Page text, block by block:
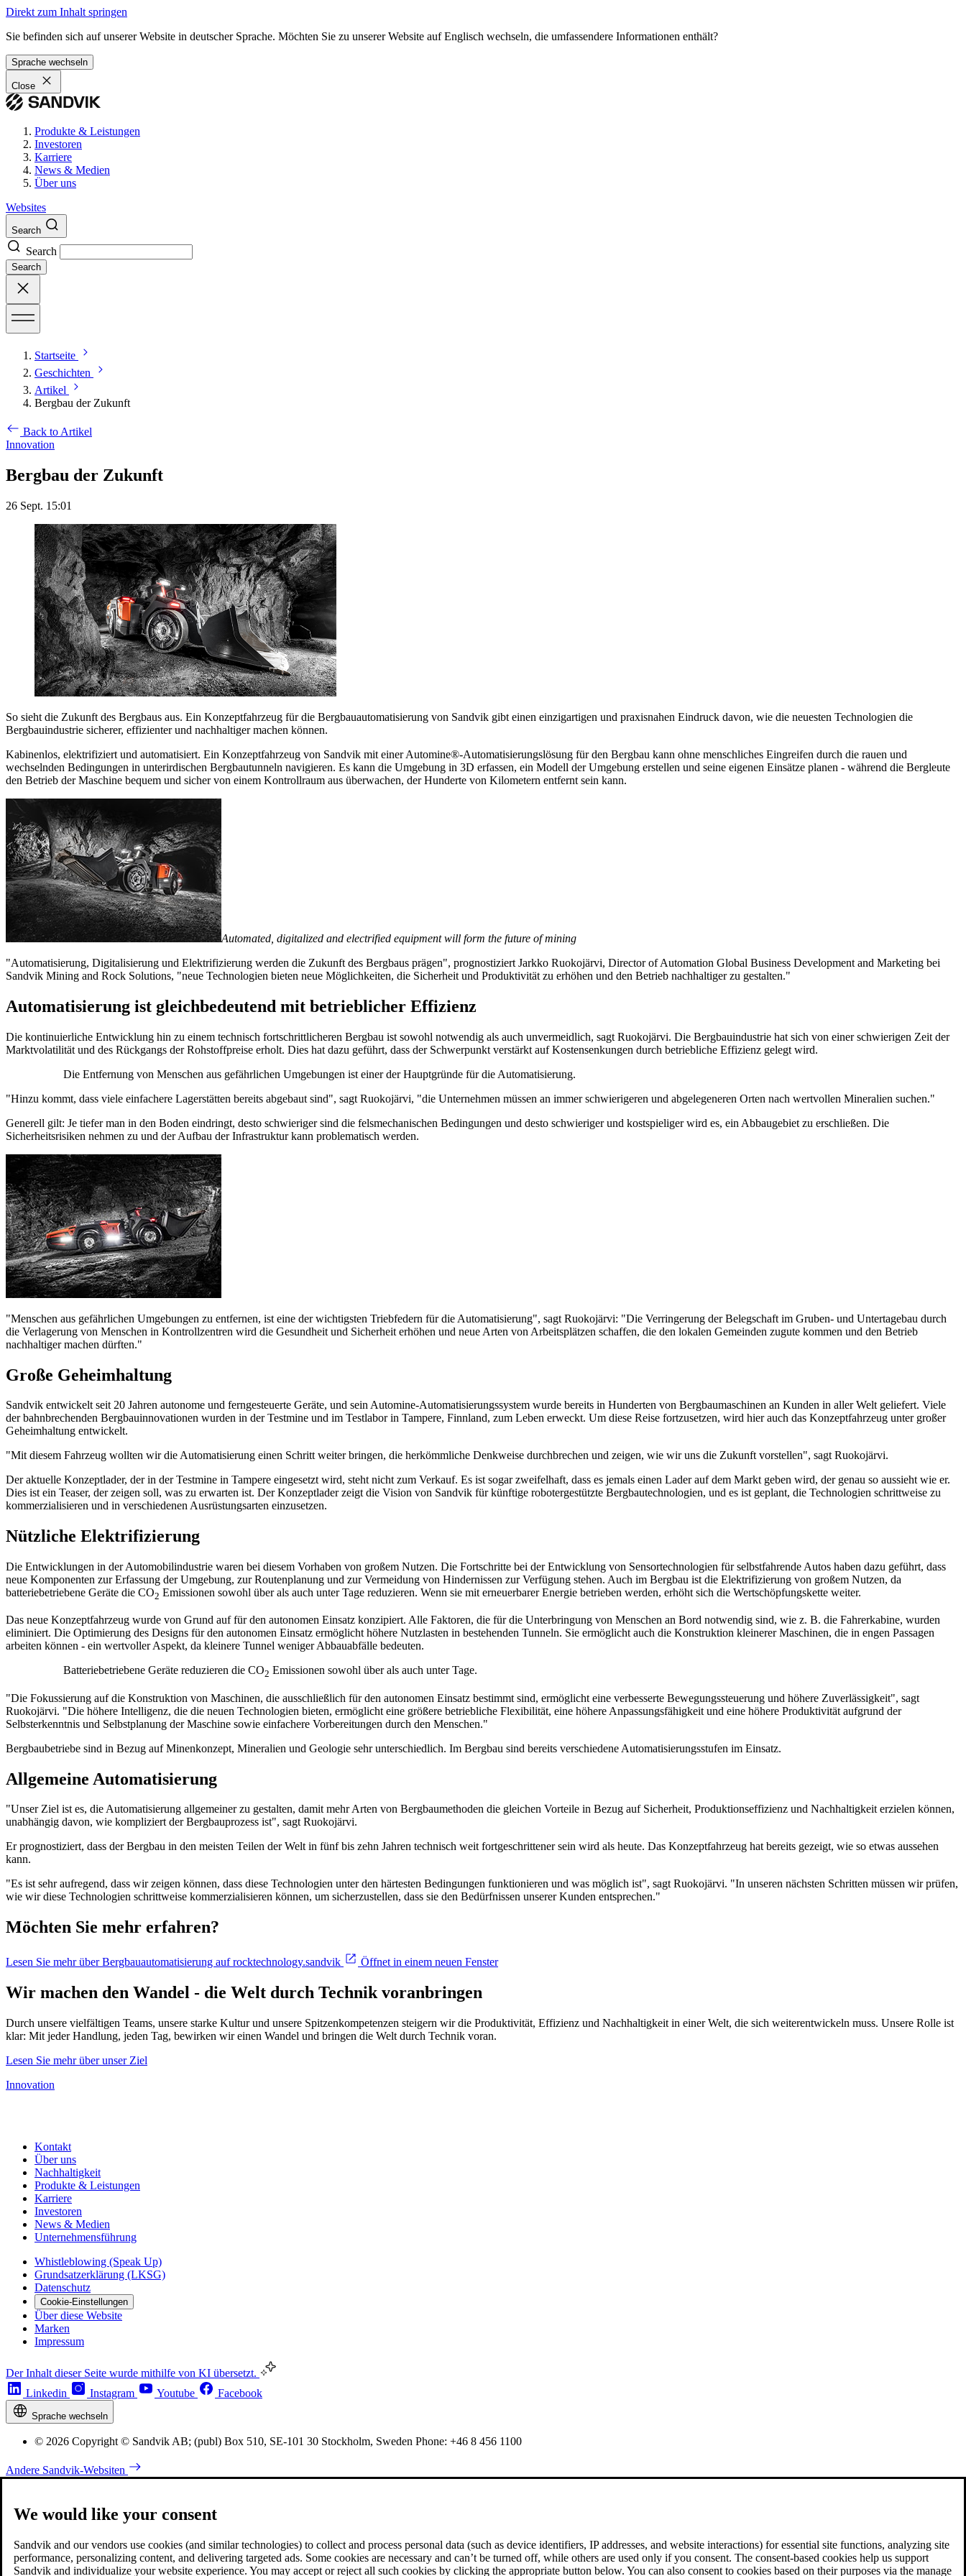
Direkt zum Inhalt springen
Sie befinden sich auf unserer Website in deutscher Sprache. Möchten Sie zu unserer Website auf Englisch wechseln, die umfassendere Informationen enthält?
Sprache wechseln
Close
Produkte & Leistungen
Investoren
Karriere
News & Medien
Über uns
Websites
Search
Search
Search
Startseite
Geschichten
Artikel
Bergbau der Zukunft
Back to Artikel
Innovation
Bergbau der Zukunft
26 Sept. 15:01
So sieht die Zukunft des Bergbaus aus. Ein Konzeptfahrzeug für die Bergbauautomatisierung von Sandvik gibt einen einzigartigen und praxisnahen Eindruck davon, wie die neuesten Technologien die
Bergbauindustrie sicherer, effizienter und nachhaltiger machen können.
Kabinenlos, elektrifiziert und automatisiert. Ein Konzeptfahrzeug von Sandvik mit einer Automine®-Automatisierungslösung für den Bergbau kann ohne menschliches Eingreifen durch die rauen und
wechselnden Bedingungen in unterirdischen Bergbautunneln navigieren. Es kann die Umgebung in 3D erfassen, ein Modell der Umgebung erstellen und seine eigenen Einsätze planen - während die Bergleute
den Betrieb der Maschine bequem und sicher von einem Kontrollraum aus überwachen, der Hunderte von Kilometern entfernt sein kann.
Automated, digitalized and electrified equipment will form the future of mining
"Automatisierung, Digitalisierung und Elektrifizierung werden die Zukunft des Bergbaus prägen", prognostiziert Jarkko Ruokojärvi, Director of Automation Global Business Development and Marketing bei
Sandvik Mining and Rock Solutions, "neue Technologien bieten neue Möglichkeiten, die Sicherheit und Produktivität zu erhöhen und den Betrieb nachhaltiger zu gestalten."
Automatisierung ist gleichbedeutend mit betrieblicher Effizienz
Die kontinuierliche Entwicklung hin zu einem technisch fortschrittlicheren Bergbau ist sowohl notwendig als auch unvermeidlich, sagt Ruokojärvi. Die Bergbauindustrie hat sich von einer schwierigen Zeit der
Marktvolatilität und des Rückgangs der Rohstoffpreise erholt. Dies hat dazu geführt, dass der Schwerpunkt verstärkt auf Kostensenkungen durch betriebliche Effizienz gelegt wird.
Die Entfernung von Menschen aus gefährlichen Umgebungen ist einer der Hauptgründe für die Automatisierung.
"Hinzu kommt, dass viele einfachere Lagerstätten bereits abgebaut sind", sagt Ruokojärvi, "die Unternehmen müssen an immer schwierigeren und abgelegeneren Orten nach wertvollen Mineralien suchen."
Generell gilt: Je tiefer man in den Boden eindringt, desto schwieriger sind die felsmechanischen Bedingungen und desto schwieriger und kostspieliger wird es, ein Abbaugebiet zu erschließen. Die
Sicherheitsrisiken nehmen zu und der Aufbau der Infrastruktur kann problematisch werden.
"Menschen aus gefährlichen Umgebungen zu entfernen, ist eine der wichtigsten Triebfedern für die Automatisierung", sagt Ruokojärvi: "Die Verringerung der Belegschaft im Gruben- und Untertagebau durch
die Verlagerung von Menschen in Kontrollzentren wird die Gesundheit und Sicherheit erhöhen und neue Arten von Arbeitsplätzen schaffen, die den lokalen Gemeinden zugute kommen und den Betrieb
nachhaltiger machen dürften."
Große Geheimhaltung
Sandvik entwickelt seit 20 Jahren autonome und ferngesteuerte Geräte, und sein Automine-Automatisierungssystem wurde bereits in Hunderten von Bergbaumaschinen an Kunden in aller Welt geliefert. Viele
der bahnbrechenden Bergbauinnovationen wurden in der Testmine und im Testlabor in Tampere, Finnland, zum Leben erweckt. Um diese Reise fortzusetzen, wird hier auch das Konzeptfahrzeug unter großer
Geheimhaltung entwickelt.
"Mit diesem Fahrzeug wollten wir die Automatisierung einen Schritt weiter bringen, die herkömmliche Denkweise durchbrechen und zeigen, wie wir uns die Zukunft vorstellen", sagt Ruokojärvi.
Der aktuelle Konzeptlader, der in der Testmine in Tampere eingesetzt wird, steht nicht zum Verkauf. Es ist sogar zweifelhaft, dass es jemals einen Lader auf dem Markt geben wird, der genau so aussieht wie er.
Dies ist ein Teaser, der zeigen soll, was zu erwarten ist. Der Konzeptlader zeigt die Vision von Sandvik für künftige robotergestützte Bergbautechnologien, und es ist geplant, die Technologien schrittweise zu
kommerzialisieren und in verschiedenen Ausrüstungsarten einzusetzen.
Nützliche Elektrifizierung
Die Entwicklungen in der Automobilindustrie waren bei diesem Vorhaben von großem Nutzen. Die Fortschritte bei der Entwicklung von Sensortechnologien für selbstfahrende Autos haben dazu geführt, dass
neue Komponenten zur Erfassung der Umgebung, zur Routenplanung und zur Vermeidung von Hindernissen zur Verfügung stehen. Auch im Bergbau ist die Elektrifizierung von großem Nutzen, da
batteriebetriebene Geräte die CO2 Emissionen sowohl über als auch unter Tage reduzieren. Wenn sie mit erneuerbarer Energie betrieben werden, erhöht sich die Wertschöpfungskette weiter.
Das neue Konzeptfahrzeug wurde von Grund auf für den autonomen Einsatz konzipiert. Alle Faktoren, die für die Unterbringung von Menschen an Bord notwendig sind, wie z. B. die Fahrerkabine, wurden
eliminiert. Die Optimierung des Designs für den autonomen Einsatz ermöglicht höhere Nutzlasten in bestehenden Tunneln. Sie ermöglicht auch die Konstruktion kleinerer Maschinen, die in engen Passagen
arbeiten können - ein wertvoller Aspekt, da kleinere Tunnel weniger Abbauabfälle bedeuten.
Batteriebetriebene Geräte reduzieren die CO2 Emissionen sowohl über als auch unter Tage.
"Die Fokussierung auf die Konstruktion von Maschinen, die ausschließlich für den autonomen Einsatz bestimmt sind, ermöglicht eine verbesserte Bewegungssteuerung und höhere Zuverlässigkeit", sagt
Ruokojärvi. "Die höhere Intelligenz, die die neuen Technologien bieten, ermöglicht eine größere betriebliche Flexibilität, eine höhere Anpassungsfähigkeit und eine höhere Produktivität aufgrund der
Selbsterkenntnis und Selbstplanung der Maschine sowie einfachere Vorbereitungen durch den Menschen."
Bergbaubetriebe sind in Bezug auf Minenkonzept, Mineralien und Geologie sehr unterschiedlich. Im Bergbau sind bereits verschiedene Automatisierungsstufen im Einsatz.
Allgemeine Automatisierung
"Unser Ziel ist es, die Automatisierung allgemeiner zu gestalten, damit mehr Arten von Bergbaumethoden die gleichen Vorteile in Bezug auf Sicherheit, Produktionseffizienz und Nachhaltigkeit erzielen können,
unabhängig davon, wie kompliziert der Bergbauprozess ist", sagt Ruokojärvi.
Er prognostiziert, dass der Bergbau in den meisten Teilen der Welt in fünf bis zehn Jahren technisch weit fortgeschrittener sein wird als heute. Das Konzeptfahrzeug hat bereits gezeigt, wie so etwas aussehen
kann.
"Es ist sehr aufregend, dass wir zeigen können, dass diese Technologien unter den härtesten Bedingungen funktionieren und was möglich ist", sagt Ruokojärvi. "In unseren nächsten Schritten müssen wir prüfen,
wie wir diese Technologien schrittweise kommerzialisieren können, um sicherzustellen, dass sie den Bedürfnissen unserer Kunden entsprechen."
Möchten Sie mehr erfahren?
Lesen Sie mehr über Bergbauautomatisierung auf rocktechnology.sandvik Öffnet in einem neuen Fenster
Wir machen den Wandel - die Welt durch Technik voranbringen
Durch unsere vielfältigen Teams, unsere starke Kultur und unsere Spitzenkompetenzen steigern wir die Produktivität, Effizienz und Nachhaltigkeit in einer Welt, die sich weiterentwickeln muss. Unsere Rolle ist
klar: Mit jeder Handlung, jeden Tag, bewirken wir einen Wandel und bringen die Welt durch Technik voran.
Lesen Sie mehr über unser Ziel
Innovation
Kontakt
Über uns
Nachhaltigkeit
Produkte & Leistungen
Karriere
Investoren
News & Medien
Unternehmensführung
Whistleblowing (Speak Up)
Grundsatzerklärung (LKSG)
Datenschutz
Cookie-Einstellungen
Über diese Website
Marken
Impressum
Der Inhalt dieser Seite wurde mithilfe von KI übersetzt.
Linkedin
Instagram Youtube Facebook
Sprache wechseln
© 2026 Copyright © Sandvik AB; (publ) Box 510, SE-101 30 Stockholm, Sweden Phone: +46 8 456 1100
Andere Sandvik-Websiten
We would like your consent
Sandvik and our vendors use cookies (and similar technologies) to collect and process personal data (such as device identifiers, IP addresses, and website interactions) for essential site functions, analyzing site
performance, personalizing content, and delivering targeted ads. Some cookies are necessary and can’t be turned off, while others are used only if you consent. The consent-based cookies help us support
Sandvik and individualize your website experience. You may accept or reject all such cookies by clicking the appropriate button below. You can also consent to cookies based on their purposes via the manage